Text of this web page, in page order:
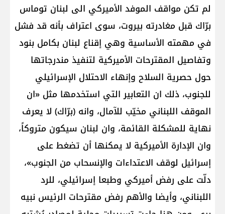
لم تكن مواقف الموفد الأميركي الى لبنان توماس
برّاك قبل مغادرته بيروت، سوى اعتراف بأنه قد فشل
في مهمته الأساسية وهي إقناع لبنان بكامل بنود
وتفاصيل المقترحات الأميركية لتنفيذ مندرجاتها
حول حصرية السلاح وإنهاء الاحتلال الإسرائيلي
للجنوب، ذلك ان التعابير التي استخدمها مثل «ان
الموقف اللبناني مخيّب للآمال، وانه (برّاك) لا يعرف
نهاية للمشكلة القائمة، وان لبنان سيكون متروكاً،
وان الإدارة الأميركية لا يمكنها أن تضغط على
إسرائيل لوقف الاعتداءات والإنسحاب من الجنوب»،
دلّت على رفض أميركي وطبعا إسرائيلي، للرد
اللبناني، وأيضا والأهم رفض مقترحات الرئيس نبيه